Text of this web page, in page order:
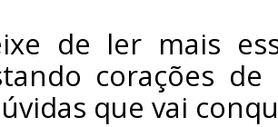
de ler mais
corações
que vai